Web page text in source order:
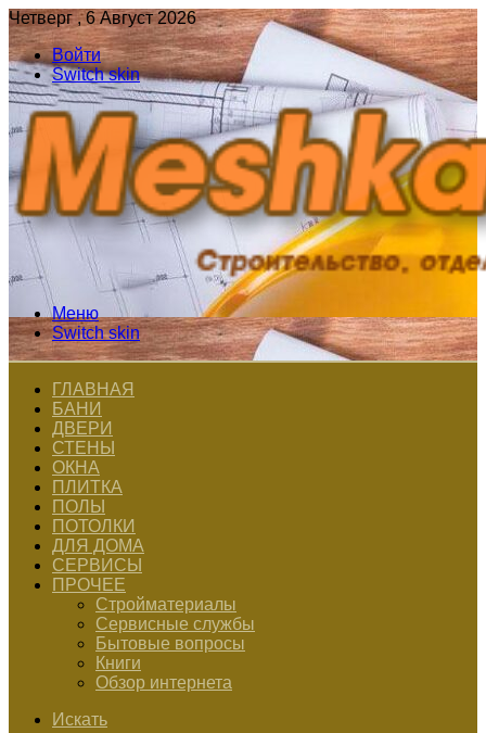
Четверг , 6 Август 2026
Войти
Switch skin
Меню
Switch skin
ГЛАВНАЯ
БАНИ
ДВЕРИ
СТЕНЫ
ОКНА
ПЛИТКА
ПОЛЫ
ПОТОЛКИ
ДЛЯ ДОМА
СЕРВИСЫ
ПРОЧЕЕ
Стройматериалы
Сервисные службы
Бытовые вопросы
Книги
Обзор интернета
Искать